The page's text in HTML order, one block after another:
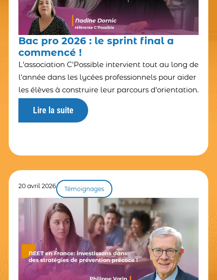
Bac pro 2026 : le sprint final a
commencé !
L'association C'Possible intervient tout au long de
l'année dans les lycées professionnels pour aider
les élèves à construire leur parcours d'orientation.
Lire la suite
20 avril 2026 Témoignages